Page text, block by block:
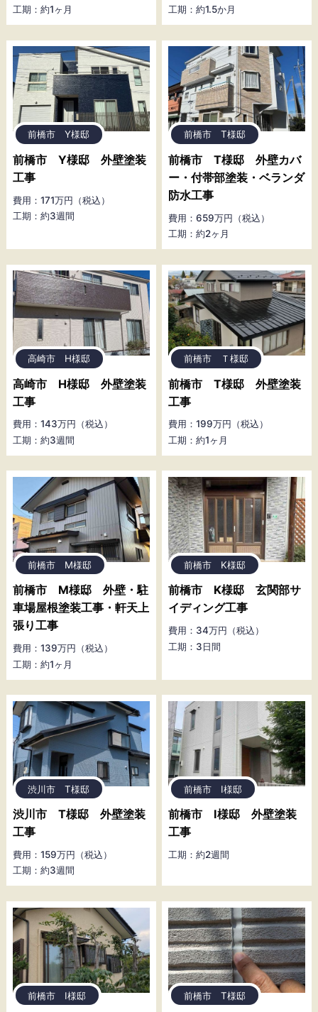
工期：約1ヶ月
工期：約1.5か月
前橋市 Y様邸
前橋市 Y様邸 外壁塗装
工事
費用：171万円（税込）
工期：約3週間
前橋市 T様邸
前橋市 T様邸 外壁カバ
ー・付帯部塗装・ベランダ
防水工事
費用：659万円（税込）
工期：約2ヶ月
高崎市 H様邸
高崎市 H様邸 外壁塗装
工事
費用：143万円（税込）
工期：約3週間
前橋市 Ｔ様邸
前橋市 T様邸 外壁塗装
工事
費用：199万円（税込）
工期：約1ヶ月
前橋市 M様邸
前橋市 M様邸 外壁・駐
車場屋根塗装工事・軒天上
張り工事
費用：139万円（税込）
工期：約1ヶ月
前橋市 K様邸
前橋市 K様邸 玄関部サ
イディング工事
費用：34万円（税込）
工期：3日間
渋川市 T様邸
渋川市 T様邸 外壁塗装
工事
費用：159万円（税込）
工期：約3週間
前橋市 I様邸
前橋市 I様邸 外壁塗装
工事
工期：約2週間
前橋市 I様邸 前橋市 T様邸